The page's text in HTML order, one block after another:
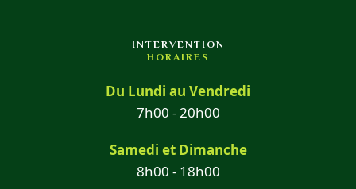
INTERVENTION
HORAIRES
Du Lundi au Vendredi
7h00 - 20h00
Samedi et Dimanche
8h00 - 18h00